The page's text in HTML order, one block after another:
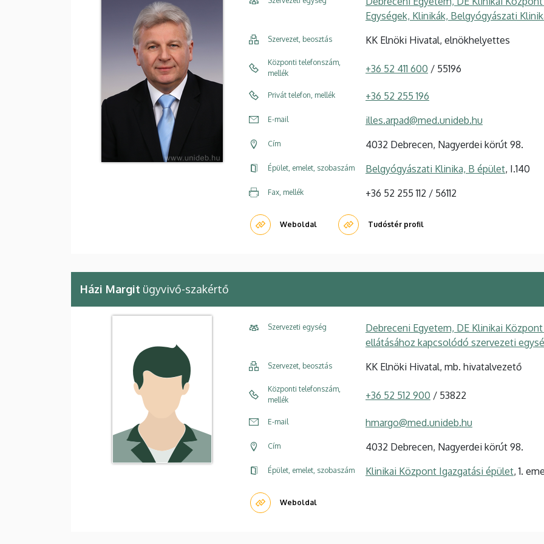
Egységek, Klinikák, Belgyógyászati
Szervezet, beosztás KK Elnöki Hivatal, elnökhelyettes
Központi telefonszám,
mellék
+36 52 411 600 / 55196
Privát telefon, mellék +36 52 255 196
E-mail illes.arpad@med.unideb.hu
Cím 4032 Debrecen, Nagyerdei körút 98.
Épület, emelet, szobaszám Belgyógyászati Klinika, B épület, I.140
Fax, mellék +36 52 255 112 / 56112
Weboldal Tudóstér profil
Házi Margit ügyvivő-szakértő
Szervezeti egység
Debreceni Egyetem, DE Klinikai
ellátásához kapcsolódó szervezeti
Szervezet, beosztás KK Elnöki Hivatal, mb. hivatalvezető
Központi telefonszám,
mellék
+36 52 512 900 / 53822
E-mail hmargo@med.unideb.hu
Cím 4032 Debrecen, Nagyerdei körút 98.
Épület, emelet, szobaszám Klinikai Központ Igazgatási épület, 1.
Weboldal